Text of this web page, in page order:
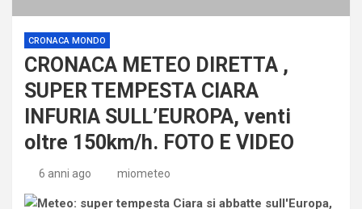
CRONACA MONDO
CRONACA METEO DIRETTA ,
SUPER TEMPESTA CIARA
INFURIA SULL’EUROPA, venti
oltre 150km/h. FOTO E VIDEO
6 anni ago miometeo